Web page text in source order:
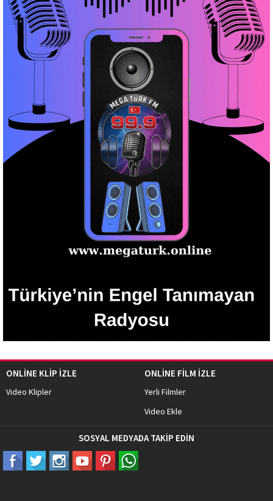
ONLİNE KLİP İZLE
Video Klipler
ONLİNE FİLM İZLE
Yerli Filmler
Video Ekle
SOSYAL MEDYADA TAKİP EDİN